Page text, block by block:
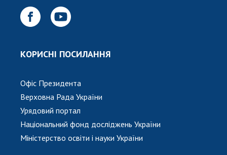
АКАДЕМІЯ КОМЕНТУЄ
ПРОФСПІЛКА НАН УКРАЇНИ
КАБІНЕТ
КОРИСНІ ПОСИЛАННЯ
Офіс Президента
Верховна Рада України
Урядовий портал
Національний фонд досліджень України
Міністерство освіти і науки України